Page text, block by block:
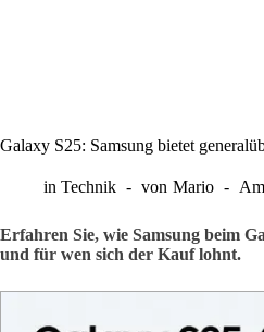
Galaxy S25: Samsung bietet
in Technik von Mario Am
Erfahren Sie, wie Samsung beim
und für wen sich der Kauf lohnt.